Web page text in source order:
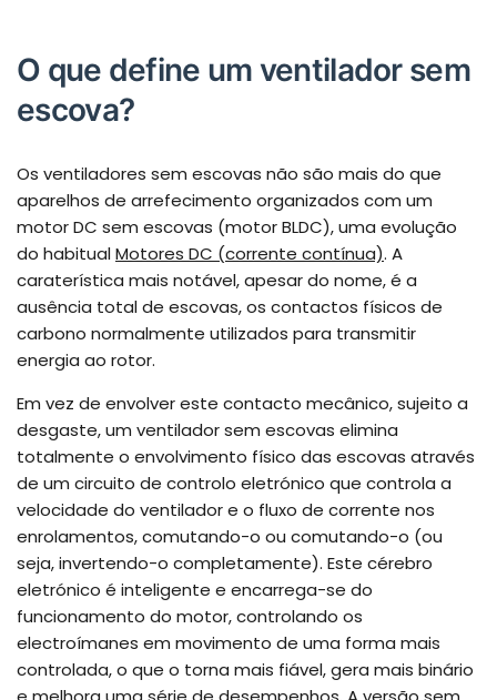
O que define um ventilador sem
escova?
Os ventiladores sem escovas não são mais do que
aparelhos de arrefecimento organizados com um
motor DC sem escovas (motor BLDC), uma evolução
do habitualMotores DC (corrente contínua). A
caraterística mais notável, apesar do nome, é a
ausência total de escovas, os contactos físicos de
carbono normalmente utilizados para transmitir
energia ao rotor.
Em vez de envolver este contacto mecânico, sujeito a
desgaste, um ventilador sem escovas elimina
totalmente o envolvimento físico das escovas através
de um circuito de controlo eletrónico que controla a
velocidade do ventilador e o fluxo de corrente nos
enrolamentos, comutando-o ou comutando-o (ou
seja, invertendo-o completamente). Este cérebro
eletrónico é inteligente e encarrega-se do
funcionamento do motor, controlando os
electroímanes em movimento de uma forma mais
controlada, o que o torna mais fiável, gera mais binário